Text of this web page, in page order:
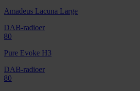
Amadeus Lacuna Large
DAB-radioer
80
Pure Evoke H3
DAB-radioer
80